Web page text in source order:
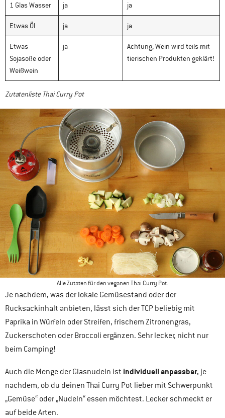
1 Glas Wasser ja ja
Etwas Öl ja ja
Etwas
Sojasoße oder
Weißwein
ja
Achtung, Wein wird teils mit
tierischen Produkten geklärt!
Zutatenliste Thai Curry Pot
Alle Zutaten für den veganen Thai Curry Pot.
Je nachdem, was der lokale Gemüsestand oder der
Rucksackinhalt anbieten, lässt sich der TCP beliebig mit
Paprika in Würfeln oder Streifen, frischem Zitronengras,
Zuckerschoten oder Broccoli ergänzen. Sehr lecker, nicht nur
beim Camping!
Auch die Menge der Glasnudeln ist individuell anpassbar, je
nachdem, ob du deinen Thai Curry Pot lieber mit Schwerpunkt
„Gemüse“ oder „Nudeln“ essen möchtest. Lecker schmeckt er
auf beide Arten.